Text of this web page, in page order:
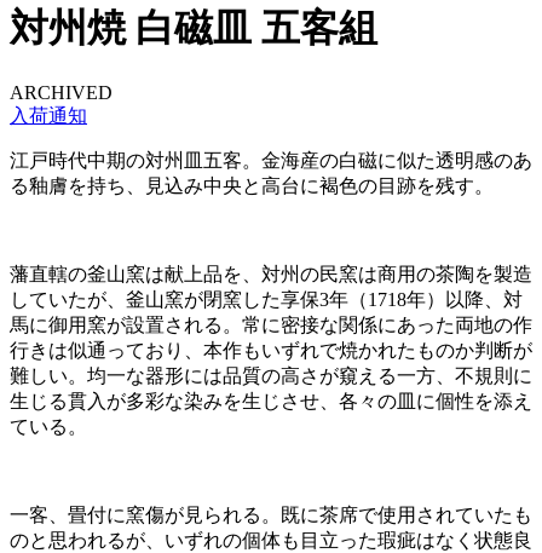
対州焼 白磁皿 五客組
ARCHIVED
入荷通知
江戸時代中期の対州皿五客。金海産の白磁に似た透明感のあ
る釉膚を持ち、見込み中央と高台に褐色の目跡を残す。
藩直轄の釜山窯は献上品を、対州の民窯は商用の茶陶を製造
していたが、釜山窯が閉窯した享保3年（1718年）以降、対
馬に御用窯が設置される。常に密接な関係にあった両地の作
行きは似通っており、本作もいずれで焼かれたものか判断が
難しい。均一な器形には品質の高さが窺える一方、不規則に
生じる貫入が多彩な染みを生じさせ、各々の皿に個性を添え
ている。
一客、畳付に窯傷が見られる。既に茶席で使用されていたも
のと思われるが、いずれの個体も目立った瑕疵はなく状態良